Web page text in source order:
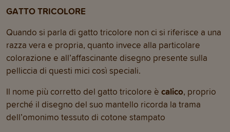
GATTO TRICOLORE
Quando si parla di gatto tricolore non ci si riferisce a una
razza vera e propria, quanto invece alla particolare
colorazione e all’affascinante disegno presente sulla
pelliccia di questi mici così speciali.
Il nome più corretto del gatto tricolore è calico, proprio
perché il disegno del suo mantello ricorda la trama
dell’omonimo tessuto di cotone stampato